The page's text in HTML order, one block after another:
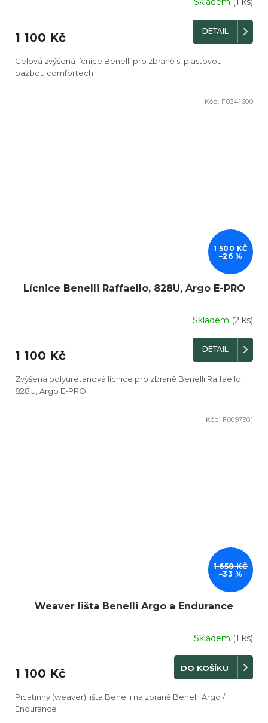
1 100 Kč DETAIL
Gelová zvýšená lícnice Benelli pro zbraně s plastovou
pažbou comfortech
1 500 KČ
–26 %
Lícnice Benelli Raffaello, 828U, Argo E-PRO
Skladem (2 ks)
1 100 Kč DETAIL
Zvýšená polyuretanová lícnice pro zbraně Benelli Raffaello,
828U, Argo E-PRO
Kód: F0341600
1 650 KČ
–33 %
Weaver lišta Benelli Argo a Endurance
Skladem (1 ks)
1 100 Kč DO KOŠÍKU
Picatinny (weaver) lišta Benelli na zbraně Benelli Argo /
Endurance
Kód: F0097901